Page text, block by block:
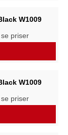
W1009
priser
W1009
priser